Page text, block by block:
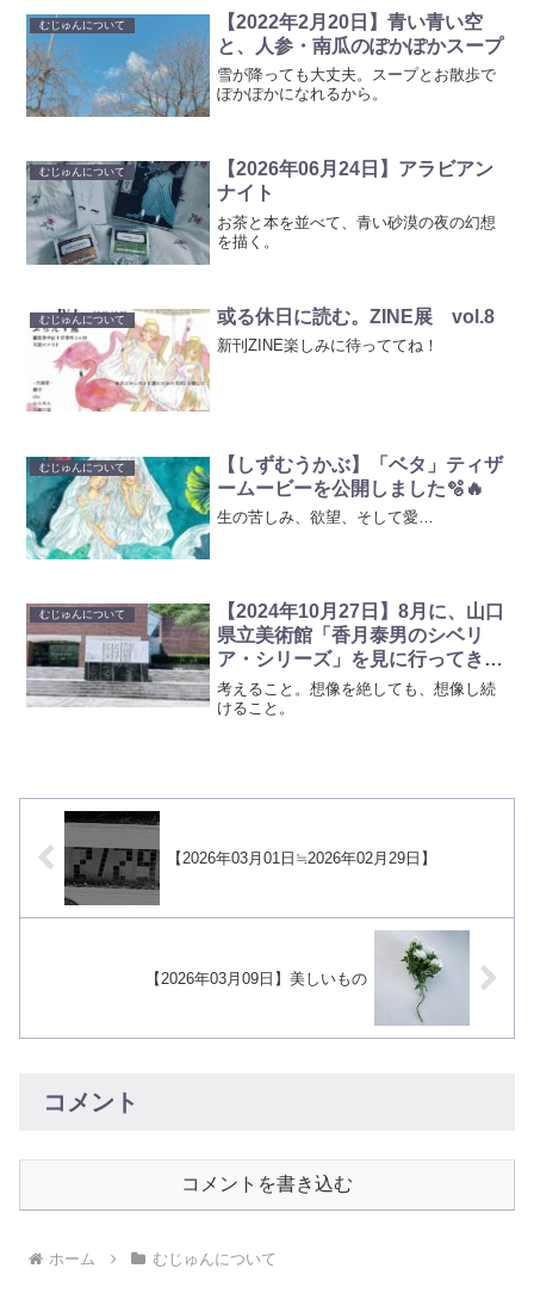
むじゅんについて
【2022年2月20日】青い青い空
と、人参・南瓜のぽかぽかスープ
雪が降っても大丈夫。スープとお散歩で
ぽかぽかになれるから。
むじゅんについて
【2026年06月24日】アラビアン
ナイト
お茶と本を並べて、青い砂漠の夜の幻想
を描く。
むじゅんについて 或る休日に読む。ZINE展 vol.8
新刊ZINE楽しみに待っててね！
むじゅんについて
【しずむうかぶ】「ベタ」ティザ
ームービーを公開しました🫧🔥
生の苦しみ、欲望、そして愛…
むじゅんについて
【2024年10月27日】8月に、山口
県立美術館「香月泰男のシベリ
ア・シリーズ」を見に行ってきま
した。
考えること。想像を絶しても、想像し続
けること。
【2026年03月01日≒2026年02月29日】
【2026年03月09日】美しいもの
コメント
コメントを書き込む
ホーム むじゅんについて